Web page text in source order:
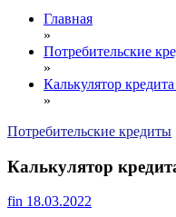
Главная
»
Потребительские
»
Калькулятор
»
Потребительские кредиты
Калькулятор
fin 18.03.2022